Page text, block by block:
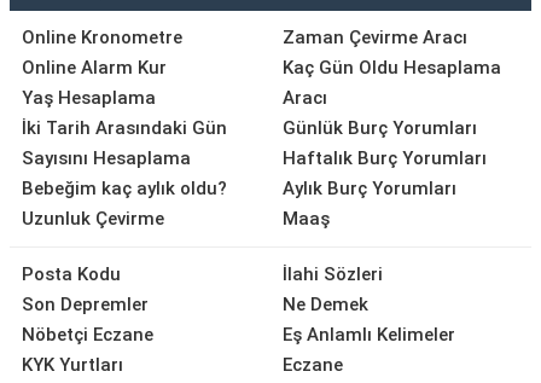
Online Kronometre
Online Alarm Kur
Yaş Hesaplama
İki Tarih Arasındaki Gün
Sayısını Hesaplama
Bebeğim kaç aylık oldu?
Uzunluk Çevirme
Zaman Çevirme Aracı
Kaç Gün Oldu Hesaplama
Aracı
Günlük Burç Yorumları
Haftalık Burç Yorumları
Aylık Burç Yorumları
Maaş
Posta Kodu
Son Depremler
Nöbetçi Eczane
KYK Yurtları
İlahi Sözleri
Ne Demek
Eş Anlamlı Kelimeler
Eczane